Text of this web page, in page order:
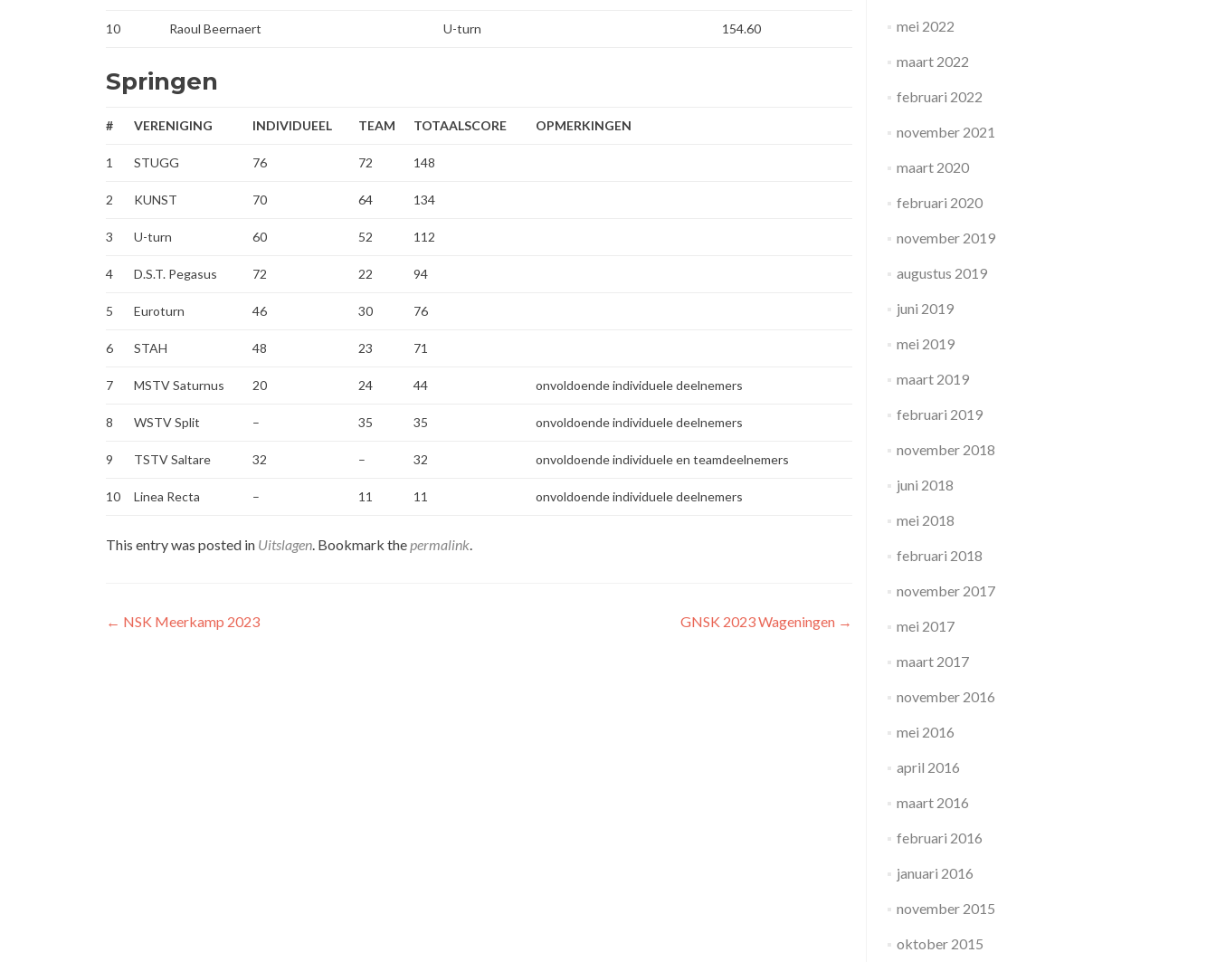
10 Raoul Beernaert U-turn 154.60
Springen
# VERENIGING INDIVIDUEEL TEAM TOTAALSCORE OPMERKINGEN
1 STUGG 76 72 148
2 KUNST 70 64 134
3 U-turn 60 52 112
4 D.S.T. Pegasus 72 22 94
5 Euroturn 46 30 76
6 STAH 48 23 71
7 MSTV Saturnus 20 24 44 onvoldoende individuele deelnemers
8 WSTV Split – 35 35 onvoldoende individuele deelnemers
9 TSTV Saltare 32 – 32 onvoldoende individuele en teamdeelnemers
10 Linea Recta – 11 11 onvoldoende individuele deelnemers
This entry was posted in Uitslagen. Bookmark thepermalink.
Post
← NSK Meerkamp 2023 GNSK 2023 Wageningen →
mei 2022
maart 2022
februari 2022
november 2021
maart 2020
februari 2020
november 2019
augustus 2019
juni 2019
mei 2019
maart 2019
februari 2019
november 2018
juni 2018
mei 2018
februari 2018
november 2017
mei 2017
maart 2017
november 2016
mei 2016
april 2016
maart 2016
februari 2016
januari 2016
november 2015
oktober 2015